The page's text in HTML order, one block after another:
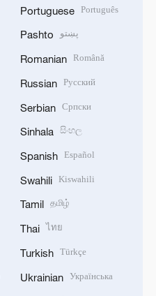
Portuguese Português
Pashto پښتو
Romanian Română
Russian Русский
Serbian Српски
Sinhala සිංහල
Spanish Español
Swahili Kiswahili
Tamil தமிழ்
Thai ไทย
Turkish Türkçe
Ukrainian Українська